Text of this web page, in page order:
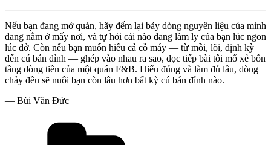
Nếu bạn đang mở quán, hãy đếm lại bảy dòng nguyên liệu của mình
đang nằm ở mấy nơi, và tự hỏi cái nào đang làm ly của bạn lúc ngon
lúc dở. Còn nếu bạn muốn hiểu cả cỗ máy — từ mồi, lõi, định kỳ
đến cú bán đỉnh — ghép vào nhau ra sao, đọc tiếp bài tôi mổ xẻ bốn
tầng dòng tiền của một quán F&B. Hiểu đúng và làm đủ lâu, dòng
chảy đều sẽ nuôi bạn còn lâu hơn bất kỳ cú bán đỉnh nào.
— Bùi Văn Đức